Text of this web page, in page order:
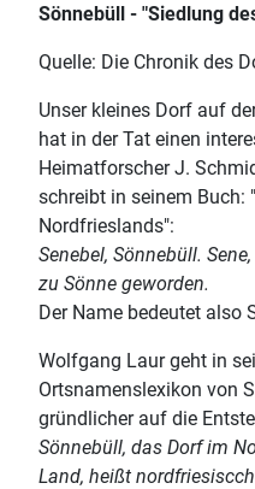
Sönnebüll - "Siedlung
Quelle: Die Chronik des
Unser kleines Dorf auf
hat in der Tat einen
Heimatforscher J.
schreibt in seinem Buch:
Nordfrieslands":
Senebel, Sönnebüll.
zu Sönne geworden.
Der Name bedeutet also
Wolfgang Laur geht in
Ortsnamenslexikon von
gründlicher auf die
Sönnebüll, das Dorf im
Land, heißt